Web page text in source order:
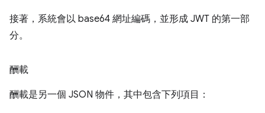
接著，系統會以 base64 網址編碼，並形成 JWT 的第一部
分。
酬載
酬載是另一個 JSON 物件，其中包含下列項目：